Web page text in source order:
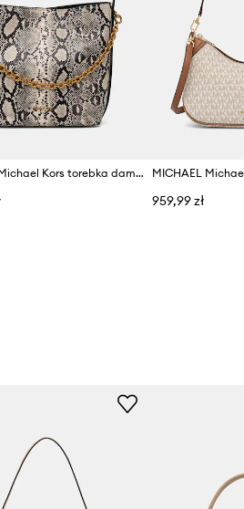
MICHAEL Michael Kors torebka damska skórzana Nolita
959,99 zł